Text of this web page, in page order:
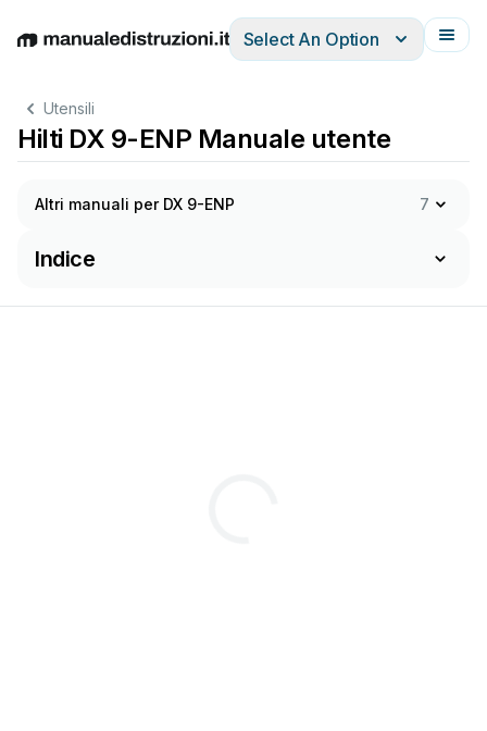
EnglishDeutschEspañolItalianoFrançais
Select An Option
Utensili
Hilti DX 9-ENP Manuale utente
Altri manuali per DX 9-ENP 7
Indice